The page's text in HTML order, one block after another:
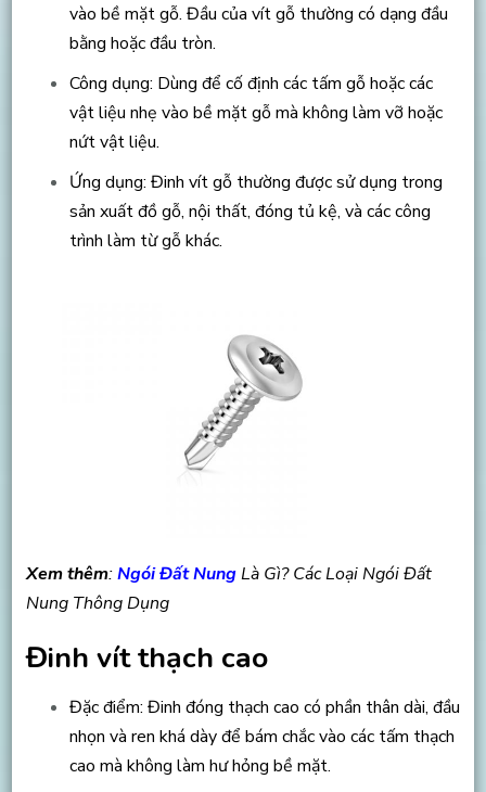
vào bề mặt gỗ. Đầu của vít gỗ thường có dạng đầu
bằng hoặc đầu tròn.
Công dụng: Dùng để cố định các tấm gỗ hoặc các
vật liệu nhẹ vào bề mặt gỗ mà không làm vỡ hoặc
nứt vật liệu.
Ứng dụng: Đinh vít gỗ thường được sử dụng trong
sản xuất đồ gỗ, nội thất, đóng tủ kệ, và các công
trình làm từ gỗ khác.
Xem thêm:Ngói Đất NungLà Gì? Các Loại Ngói Đất
Nung Thông Dụng
Đinh vít thạch cao
Đặc điểm: Đinh đóng thạch cao có phần thân dài, đầu
nhọn và ren khá dày để bám chắc vào các tấm thạch
cao mà không làm hư hỏng bề mặt.